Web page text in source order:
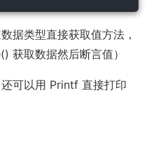
据类型直接获取值方法，
获取数据然后断言值）
可以用 Printf 直接打印